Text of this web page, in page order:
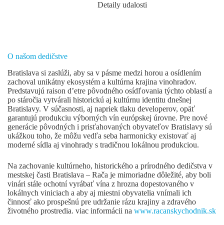
Detaily udalosti
O našom dedičstve
Bratislava si zaslúži, aby sa v pásme medzi horou a osídlením
zachoval unikátny ekosystém a kultúrna krajina vinohradov.
Predstavujú raison d’etre pôvodného osídľovania týchto oblastí a
po stáročia vytvárali historickú aj kultúrnu identitu dnešnej
Bratislavy. V súčasnosti, aj napriek tlaku developerov, opäť
garantujú produkciu výborných vín európskej úrovne. Pre nové
generácie pôvodných i prisťahovaných obyvateľov Bratislavy sú
ukážkou toho, že môžu vedľa seba harmonicky existovať aj
moderné sídla aj vinohrady s tradičnou lokálnou produkciou.
Na zachovanie kultúrneho, historického a prírodného dedičstva v
mestskej časti Bratislava – Rača je mimoriadne dôležité, aby boli
vinári stále ochotní vyrábať vína z hrozna dopestovaného v
lokálnych viniciach a aby aj miestni obyvatelia vnímali ich
činnosť ako prospešnú pre udržanie rázu krajiny a zdravého
životného prostredia. viac informácii na www.racanskychodnik.sk